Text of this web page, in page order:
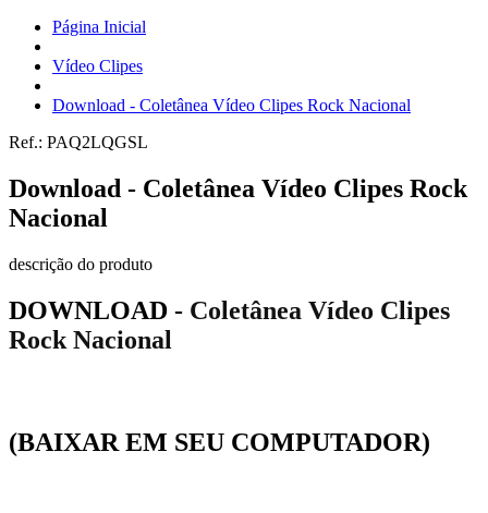
Página Inicial
Vídeo Clipes
Download - Coletânea Vídeo Clipes Rock Nacional
Ref.: PAQ2LQGSL
Download - Coletânea Vídeo Clipes Rock
Nacional
descrição do produto
DOWNLOAD - Coletânea Vídeo Clipes
Rock Nacional
(BAIXAR EM SEU COMPUTADOR)